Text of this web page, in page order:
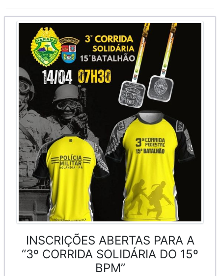
INSCRIÇÕES ABERTAS PARA A
“3º CORRIDA SOLIDÁRIA DO 15º
BPM”